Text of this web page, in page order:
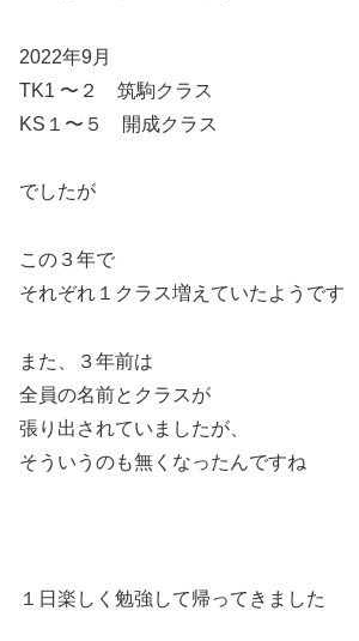
2022年9月
TK1 〜２ 筑駒クラス
KS１〜５ 開成クラス
でしたが
この３年で
それぞれ１クラス増えていたようです
また、３年前は
全員の名前とクラスが
張り出されていましたが、
そういうのも無くなったんですね
１日楽しく勉強して帰ってきました